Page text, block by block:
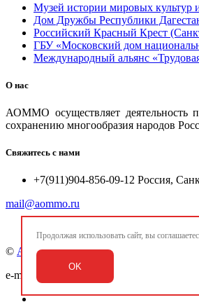
Музей истории мировых культур
Дом Дружбы Республики
Российский Красный Крест
ГБУ «Московский дом
Международный альянс
О нас
АОММО осуществляет деятельность
сохранению многообразия народов
Свяжитесь с нами
+7(911)904-856-09-12 Россия,
mail@aommo.ru
© Ассоциация организаций по
e-mail:
Продолжая использовать сайт, вы
OK